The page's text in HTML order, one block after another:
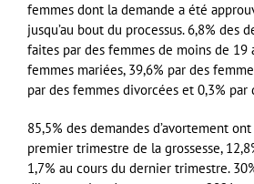
femmes dont la demande a été
jusqu’au bout du processus. 6,8% des
faites par des femmes de moins de 19
femmes mariées, 39,6% par des
par des femmes divorcées et 0,3% par
85,5% des demandes d’avortement
premier trimestre de la grossesse,
1,7% au cours du dernier trimestre.